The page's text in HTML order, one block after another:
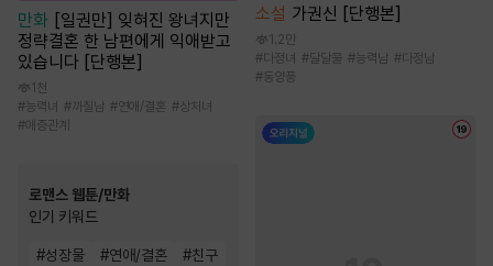
만화 [일권만] 잊혀진 왕녀지만
정략결혼 한 남편에게 익애받고
있습니다 [단행본]
1천
#능력녀 #까칠남 #연애/결혼 #상처녀
#애증관계
로맨스 웹툰/만화
인기 키워드
#성장물 #연애/결혼 #친구
소설 가권신 [단행본]
1.2만
#다정녀 #달달물 #능력남 #다정남
#동양풍